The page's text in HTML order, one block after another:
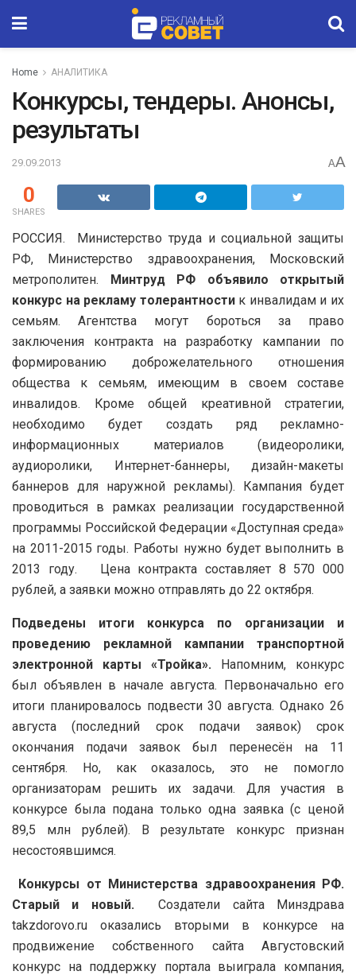
Home АНАЛИТИКА
Конкурсы, тендеры. Анонсы,
результаты
29.09.2013 AA
0
SHARES
РОССИЯ. Министерство труда и социальной защиты
РФ, Министерство здравоохранения, Московский
метрополитен. Минтруд РФ объявило открытый
конкурс на рекламу толерантностик инвалидам и их
семьям. Агентства могут бороться за право
заключения контракта на разработку кампании по
формированию доброжелательного отношения
общества к семьям, имеющим в своем составе
инвалидов. Кроме общей креативной стратегии,
необходимо будет создать ряд рекламно-
информационных материалов (видеоролики,
аудиоролики, Интернет-баннеры, дизайн-макеты
баннеров для наружной рекламы). Кампания будет
проводиться в рамках реализации государственной
программы Российской Федерации «Доступная среда»
на 2011-2015 годы. Работы нужно будет выполнить в
2013 году. Цена контракта составляет 8 570 000
рублей, а заявки можно отправлять до 22 октября.
Подведены итоги конкурса по организации и
проведению рекламной кампании транспортной
электронной карты «Тройка». Напомним, конкурс
был объявлен в начале августа. Первоначально его
итоги планировалось подвести 30 августа. Однако 26
августа (последний срок подачи заявок) срок
окончания подачи заявок был перенесён на 11
сентября. Но, как оказалось, это не помогло
организаторам решить их задачи. Для участия в
конкурсе была подана только одна заявка (с ценой
89,5 млн рублей). В результате конкурс признан
несостоявшимся.
Конкурсы от Министерства здравоохранения РФ.
Старый и новый.Создатели сайта Минздрава
takzdorovo.ru оказались вторыми в конкурсе на
продвижение собственного сайта Августовский
конкурс на поддержку портала выиграла компания,